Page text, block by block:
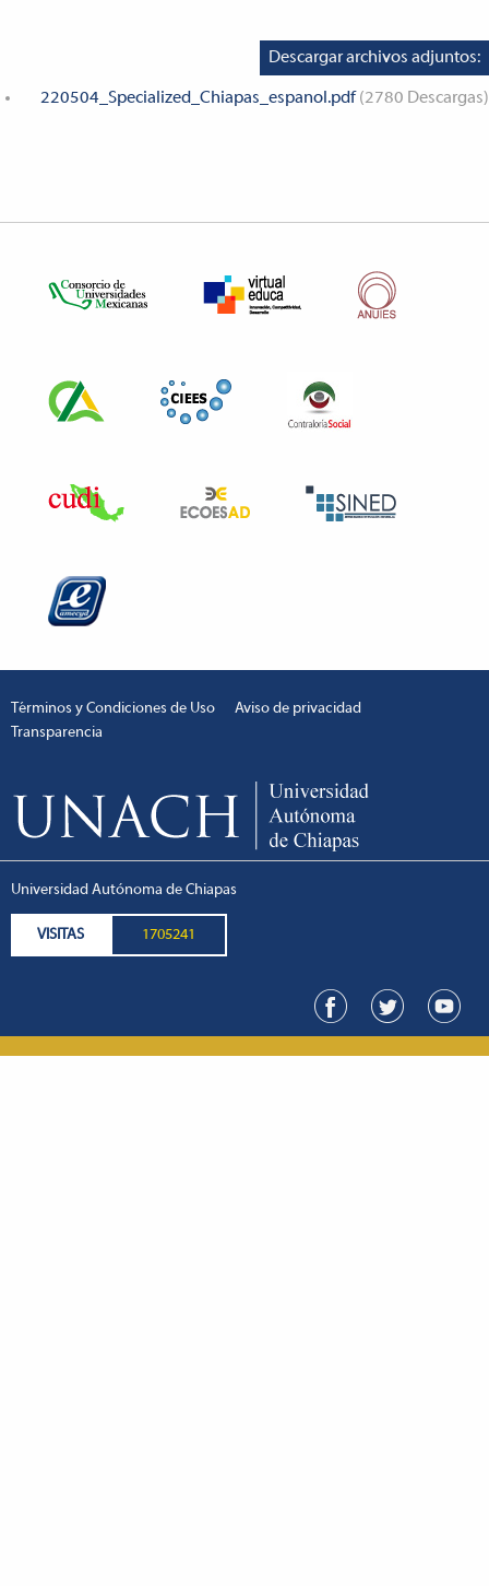
Descargar archivos adjuntos:
220504_Specialized_Chiapas_espanol.pdf (2780 Descargas)
Términos y Condiciones de Uso
Aviso de privacidad
Transparencia
Universidad Autónoma de Chiapas
VISITAS 1705241